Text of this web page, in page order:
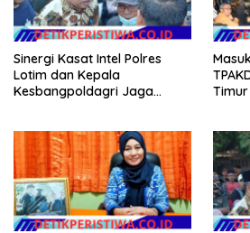
Sinergi Kasat Intel Polres
Lotim dan Kepala
Kesbangpoldagri Jaga